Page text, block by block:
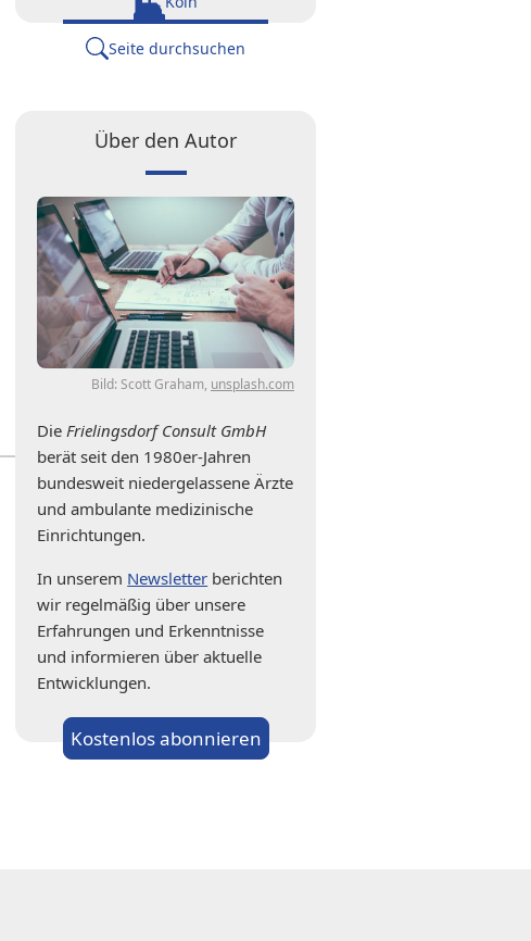
Seite durchsuchen
Über den Autor
Bild: Scott Graham, unsplash.com
DieFrielingsdorf Consult GmbH
berät seit den 1980er-Jahren
bundesweit niedergelassene Ärzte
und ambulante medizinische
Einrichtungen.
In unserem Newsletter berichten
wir regelmäßig über unsere
Erfahrungen und Erkenntnisse
und informieren über aktuelle
Entwicklungen.
Kostenlos abonnieren